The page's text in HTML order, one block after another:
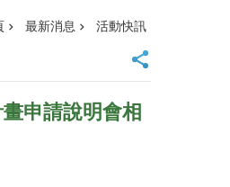
最新消息 活動快訊
申請說明會相